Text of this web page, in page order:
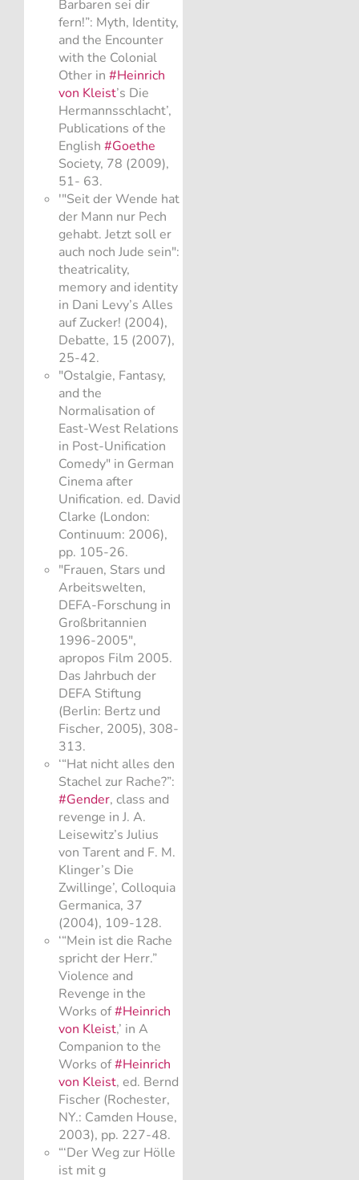
Barbaren sei dir
fern!”: Myth, Identity,
and the Encounter
with the Colonial
Other in #Heinrich
von Kleist’s Die
Hermannsschlacht’,
Publications of the
English #Goethe
Society, 78 (2009),
51- 63.
'"Seit der Wende hat
der Mann nur Pech
gehabt. Jetzt soll er
auch noch Jude sein":
theatricality,
memory and identity
in Dani Levy’s Alles
auf Zucker! (2004),
Debatte, 15 (2007),
25-42.
"Ostalgie, Fantasy,
and the
Normalisation of
East-West Relations
in Post-Unification
Comedy" in German
Cinema after
Unification. ed. David
Clarke (London:
Continuum: 2006),
pp. 105-26.
"Frauen, Stars und
Arbeitswelten,
DEFA-Forschung in
Großbritannien
1996-2005",
apropos Film 2005.
Das Jahrbuch der
DEFA Stiftung
(Berlin: Bertz und
Fischer, 2005), 308-
313.
‘“Hat nicht alles den
Stachel zur Rache?”:
#Gender, class and
revenge in J. A.
Leisewitz’s Julius
von Tarent and F. M.
Klinger’s Die
Zwillinge’, Colloquia
Germanica, 37
(2004), 109-128.
‘“Mein ist die Rache
spricht der Herr.”
Violence and
Revenge in the
Works of#Heinrich
von Kleist,’ in A
Companion to the
Works of#Heinrich
von Kleist, ed. Bernd
Fischer (Rochester,
NY.: Camden House,
2003), pp. 227-48.
“‘Der Weg zur Hölle
ist mit g